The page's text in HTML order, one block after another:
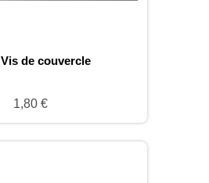
Vis de couvercle
1,80 €